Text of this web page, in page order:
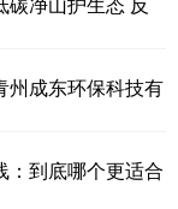
州成东环保科技有
：到底哪个更适合